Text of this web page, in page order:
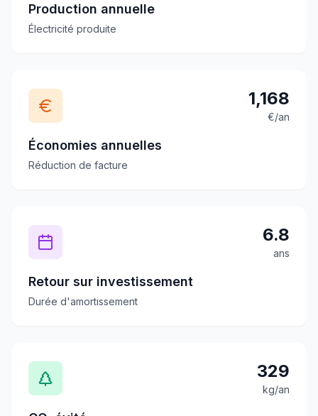
Production annuelle
Électricité produite
1,168
€/an
Économies annuelles
Réduction de facture
6.8
ans
Retour sur investissement
Durée d'amortissement
329
kg/an